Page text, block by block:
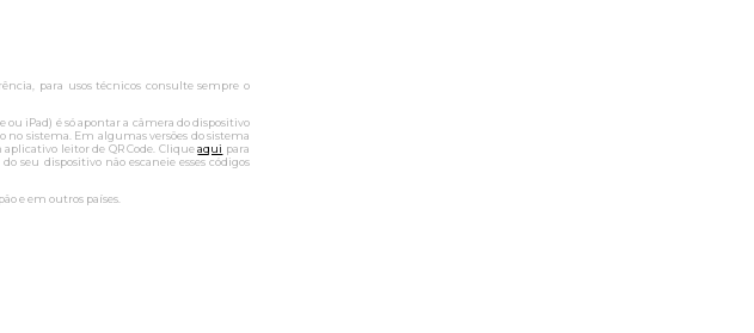
para usos técnicos consulte sempre o
ou iPad) é só apontar a câmera do dispositivo
no sistema. Em algumas versões do sistema
leitor de QR Code. Cliqueaqui para
seu dispositivo não escaneie esses códigos
e em outros países.